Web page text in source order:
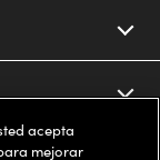
acepta
mejorar